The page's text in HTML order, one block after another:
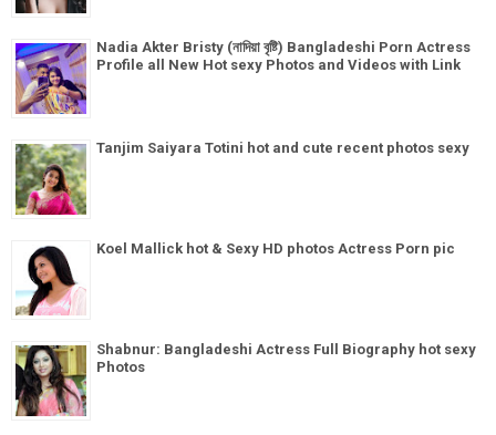
Nadia Akter Bristy (নাদিয়া বৃষ্টি) Bangladeshi Porn Actress
Profile all New Hot sexy Photos and Videos with Link
Tanjim Saiyara Totini hot and cute recent photos sexy
Koel Mallick hot & Sexy HD photos Actress Porn pic
Shabnur: Bangladeshi Actress Full Biography hot sexy
Photos